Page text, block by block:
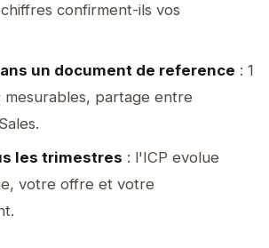
confirment-ils vos
un document de reference : 1
mesurables, partage entre
les trimestres : l'ICP evolue
votre offre et votre